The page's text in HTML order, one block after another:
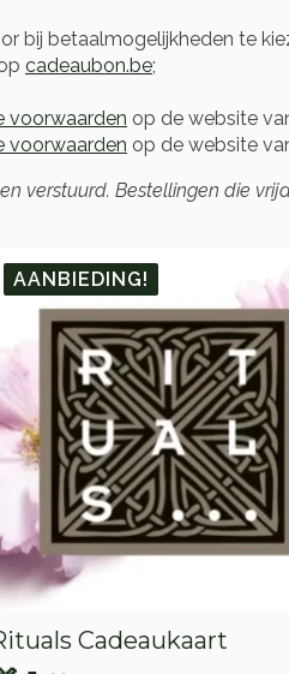
bij betaalmogelijkheden te
cadeaubon.be;
voorwaarden op de website
voorwaarden op de website
verstuurd. Bestellingen die
AANBIEDING!
Cadeaukaart